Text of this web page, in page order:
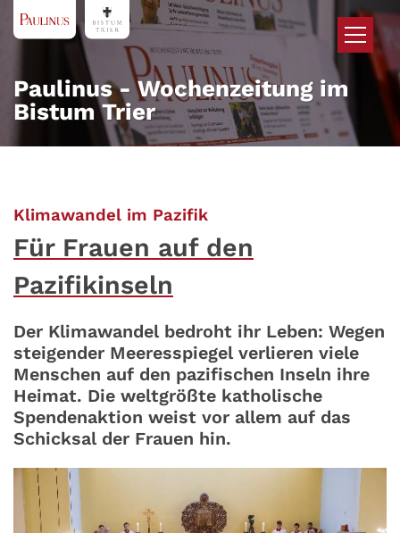
Zum Inhalt springen
Paulinus - Wochenzeitung im
Bistum Trier
Klimawandel im Pazifik:
Für Frauen auf den
Pazifikinseln
Der Klimawandel bedroht ihr Leben: Wegen
steigender Meeresspiegel verlieren viele
Menschen auf den pazifischen Inseln ihre
Heimat. Die weltgrößte katholische
Spendenaktion weist vor allem auf das
Schicksal der Frauen hin.